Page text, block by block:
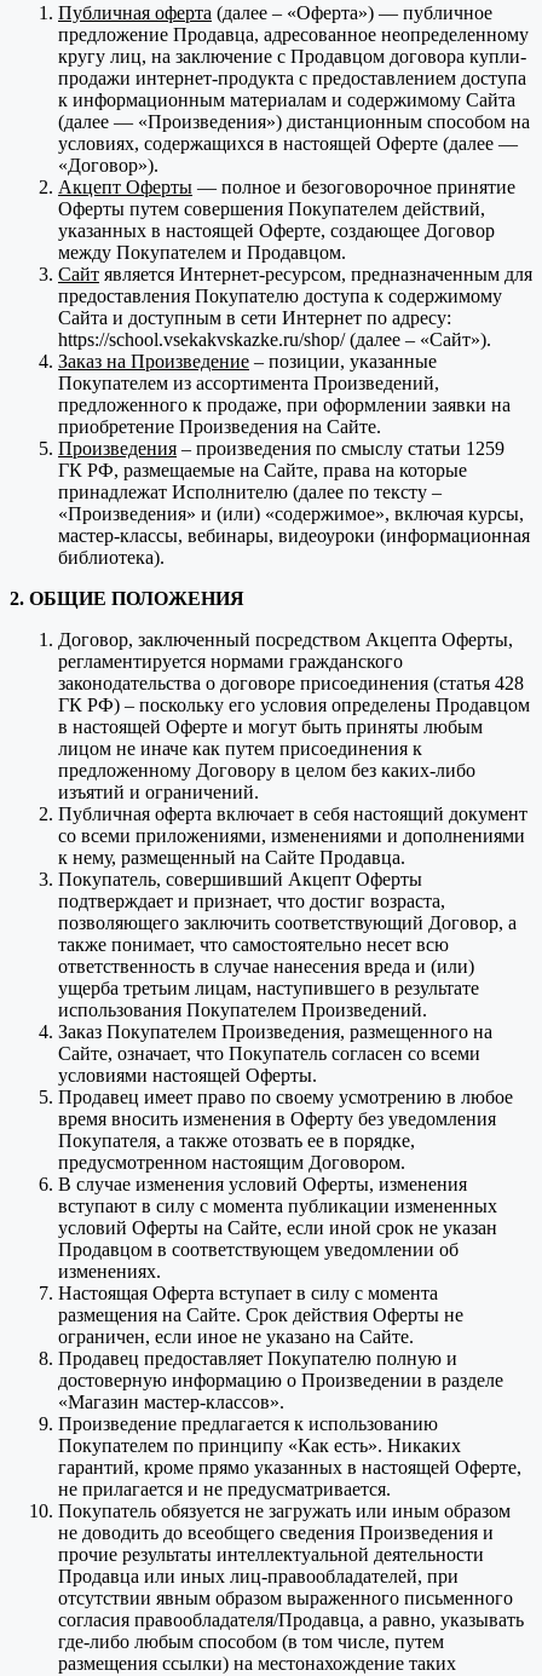
Публичная оферта (далее – «Оферта») — публичное
предложение Продавца, адресованное неопределенному
кругу лиц, на заключение с Продавцом договора купли-
продажи интернет-продукта с предоставлением доступа
к информационным материалам и содержимому Сайта
(далее — «Произведения») дистанционным способом на
условиях, содержащихся в настоящей Оферте (далее —
«Договор»).
Акцепт Оферты — полное и безоговорочное принятие
Оферты путем совершения Покупателем действий,
указанных в настоящей Оферте, создающее Договор
между Покупателем и Продавцом.
Сайт является Интернет-ресурсом, предназначенным для
предоставления Покупателю доступа к содержимому
Сайта и доступным в сети Интернет по адресу:
https://school.vsekakvskazke.ru/shop/ (далее – «Сайт»).
Заказ на Произведение – позиции, указанные
Покупателем из ассортимента Произведений,
предложенного к продаже, при оформлении заявки на
приобретение Произведения на Сайте.
Произведения – произведения по смыслу статьи 1259
ГК РФ, размещаемые на Сайте, права на которые
принадлежат Исполнителю (далее по тексту –
«Произведения» и (или) «содержимое», включая курсы,
мастер-классы, вебинары, видеоуроки (информационная
библиотека).
2. ОБЩИЕ ПОЛОЖЕНИЯ
Договор, заключенный посредством Акцепта Оферты,
регламентируется нормами гражданского
законодательства о договоре присоединения (статья 428
ГК РФ) – поскольку его условия определены Продавцом
в настоящей Оферте и могут быть приняты любым
лицом не иначе как путем присоединения к
предложенному Договору в целом без каких-либо
изъятий и ограничений.
Публичная оферта включает в себя настоящий документ
со всеми приложениями, изменениями и дополнениями
к нему, размещенный на Сайте Продавца.
Покупатель, совершивший Акцепт Оферты
подтверждает и признает, что достиг возраста,
позволяющего заключить соответствующий Договор, а
также понимает, что самостоятельно несет всю
ответственность в случае нанесения вреда и (или)
ущерба третьим лицам, наступившего в результате
использования Покупателем Произведений.
Заказ Покупателем Произведения, размещенного на
Сайте, означает, что Покупатель согласен со всеми
условиями настоящей Оферты.
Продавец имеет право по своему усмотрению в любое
время вносить изменения в Оферту без уведомления
Покупателя, а также отозвать ее в порядке,
предусмотренном настоящим Договором.
В случае изменения условий Оферты, изменения
вступают в силу с момента публикации измененных
условий Оферты на Сайте, если иной срок не указан
Продавцом в соответствующем уведомлении об
изменениях.
Настоящая Оферта вступает в силу с момента
размещения на Сайте. Срок действия Оферты не
ограничен, если иное не указано на Сайте.
Продавец предоставляет Покупателю полную и
достоверную информацию о Произведении в разделе
«Магазин мастер-классов».
Произведение предлагается к использованию
Покупателем по принципу «Как есть». Никаких
гарантий, кроме прямо указанных в настоящей Оферте,
не прилагается и не предусматривается.
Покупатель обязуется не загружать или иным образом
не доводить до всеобщего сведения Произведения и
прочие результаты интеллектуальной деятельности
Продавца или иных лиц-правообладателей, при
отсутствии явным образом выраженного письменного
согласия правообладателя/Продавца, а равно, указывать
где-либо любым способом (в том числе, путем
размещения ссылки) на местонахождение таких